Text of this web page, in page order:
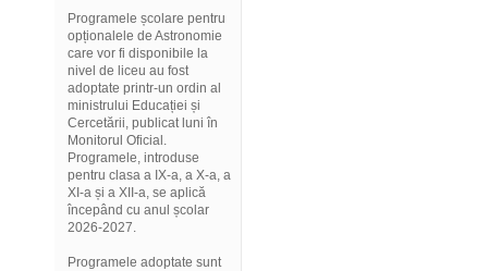
Programele școlare pentru
opționalele de Astronomie
care vor fi disponibile la
nivel de liceu au fost
adoptate printr-un ordin al
ministrului Educației și
Cercetării, publicat luni în
Monitorul Oficial.
Programele, introduse
pentru clasa a IX-a, a X-a, a
XI-a și a XII-a, se aplică
începând cu anul școlar
2026-2027.
Programele adoptate sunt